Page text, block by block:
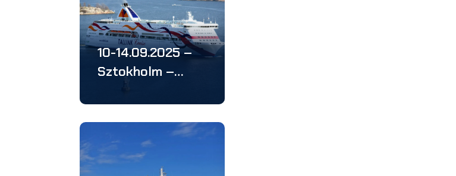
10-14.09.2025 –
Sztokholm –
Ryga – 4 stolice: